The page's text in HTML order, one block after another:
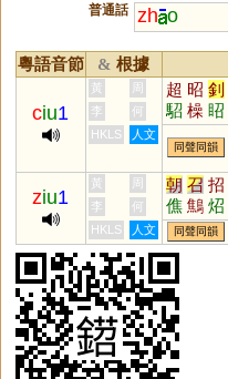
普通話 zh o
粵語音節 & 根據
ciu1
黃 周 超 昭 釗
駋 橾 眧
李
何
HKLS
人文
同聲同韻
ziu1
黃 周 朝 召 招
僬 鷦 炤
膲 燋 嫶
李
何
HKLS
人文 同聲同韻